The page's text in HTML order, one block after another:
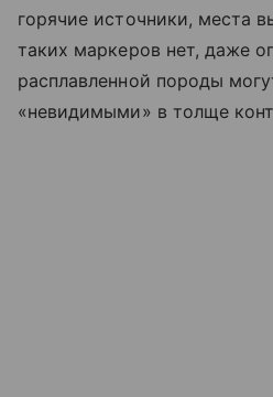
горячие источники, места
таких маркеров нет, даже
расплавленной породы
«невидимыми» в толще